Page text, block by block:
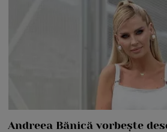
Andreea Bănică vorbește